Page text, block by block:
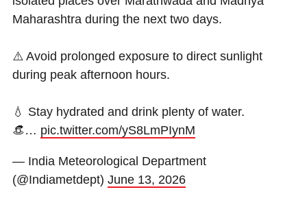
Maharashtra during the next two days.
⚠️ Avoid prolonged exposure to direct sunlight
during peak afternoon hours.
💧 Stay hydrated and drink plenty of water.
👒… pic.twitter.com/yS8LmPIynM
— India Meteorological Department
(@Indiametdept) June 13, 2026